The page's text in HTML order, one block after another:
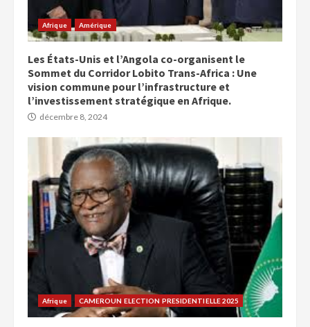
Afrique Amérique
Les États-Unis et l’Angola co-organisent le
Sommet du Corridor Lobito Trans-Africa : Une
vision commune pour l’infrastructure et
l’investissement stratégique en Afrique.
décembre 8, 2024
Afrique CAMEROUN ELECTION PRESIDENTIELLE 2025